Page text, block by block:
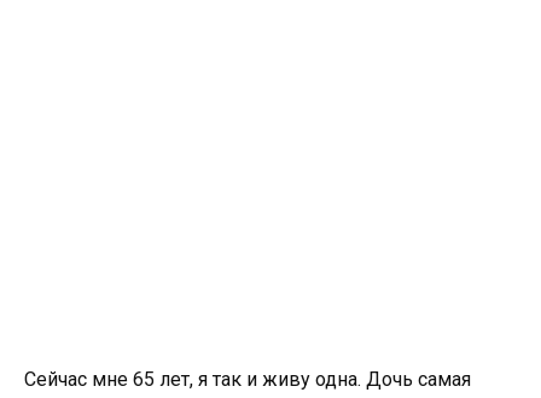
Сейчас мне 65 лет, я так и живу одна. Дочь самая